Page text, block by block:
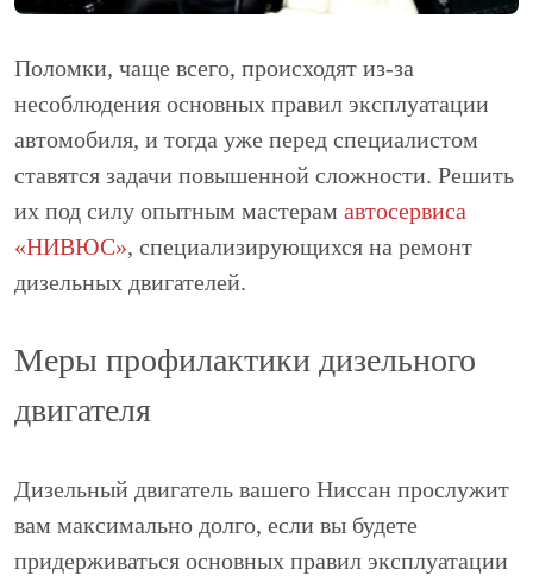
Поломки, чаще всего, происходят из-за
несоблюдения основных правил эксплуатации
автомобиля, и тогда уже перед специалистом
ставятся задачи повышенной сложности. Решить
их под силу опытным мастерам автосервиса
«НИВЮС», специализирующихся на ремонт
дизельных двигателей.
Меры профилактики дизельного
двигателя
Дизельный двигатель вашего Ниссан прослужит
вам максимально долго, если вы будете
придерживаться основных правил эксплуатации